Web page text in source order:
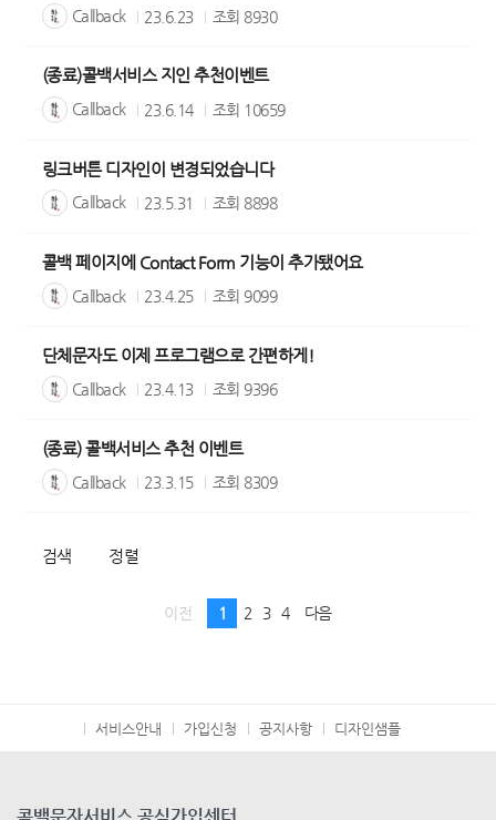
Callback 23.6.23 조회 8930
(종료)콜백서비스 지인 추천이벤트
Callback 23.6.14 조회 10659
링크버튼 디자인이 변경되었습니다
Callback 23.5.31 조회 8898
콜백 페이지에 Contact Form 기능이 추가됐어요
Callback 23.4.25 조회 9099
단체문자도 이제 프로그램으로 간편하게!
Callback 23.4.13 조회 9396
(종료) 콜백서비스 추천 이벤트
Callback 23.3.15 조회 8309
검색 정렬
이전 1 2 3 4 다음
서비스안내 가입신청 공지사항 디자인샘플